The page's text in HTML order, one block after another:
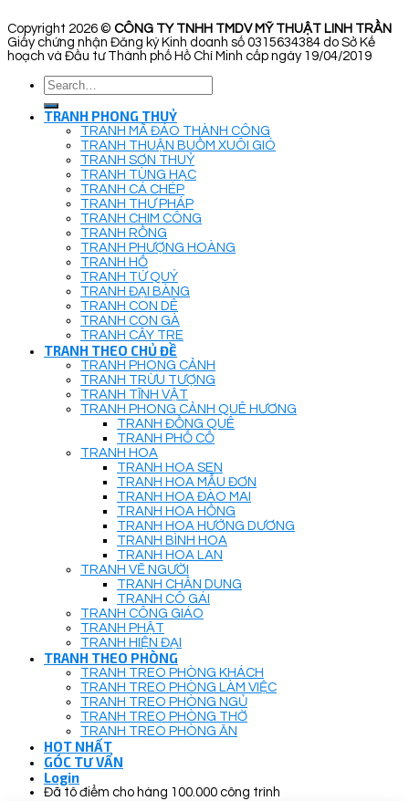
Copyright 2026 © CÔNG TY TNHH TMDV MỸ THUẬT LINH TRẦN
Giấy chứng nhận Đăng ký Kinh doanh số 0315634384 do Sở Kế
hoạch và Đầu tư Thành phố Hồ Chí Minh cấp ngày 19/04/2019
Search
for:
TRANH PHONG THUỶ
TRANH MÃ ĐÁO THÀNH CÔNG
TRANH THUẬN BUỒM XUÔI GIÓ
TRANH SƠN THUỶ
TRANH TÙNG HẠC
TRANH CÁ CHÉP
TRANH THƯ PHÁP
TRANH CHIM CÔNG
TRANH RỒNG
TRANH PHƯỢNG HOÀNG
TRANH HỔ
TRANH TỨ QUÝ
TRANH ĐẠI BÀNG
TRANH CON DÊ
TRANH CON GÀ
TRANH CÂY TRE
TRANH THEO CHỦ ĐỀ
TRANH PHONG CẢNH
TRANH TRỪU TƯỢNG
TRANH TĨNH VẬT
TRANH PHONG CẢNH QUÊ HƯƠNG
TRANH ĐỒNG QUÊ
TRANH PHỐ CỔ
TRANH HOA
TRANH HOA SEN
TRANH HOA MẪU ĐƠN
TRANH HOA ĐÀO MAI
TRANH HOA HỒNG
TRANH HOA HƯỚNG DƯƠNG
TRANH BÌNH HOA
TRANH HOA LAN
TRANH VẼ NGƯỜI
TRANH CHÂN DUNG
TRANH CÔ GÁI
TRANH CÔNG GIÁO
TRANH PHẬT
TRANH HIỆN ĐẠI
TRANH THEO PHÒNG
TRANH TREO PHÒNG KHÁCH
TRANH TREO PHÒNG LÀM VIỆC
TRANH TREO PHÒNG NGỦ
TRANH TREO PHÒNG THỜ
TRANH TREO PHÒNG ĂN
HOT NHẤT
GÓC TƯ VẤN
Login
Đã tô điểm cho hàng 100.000 công trình